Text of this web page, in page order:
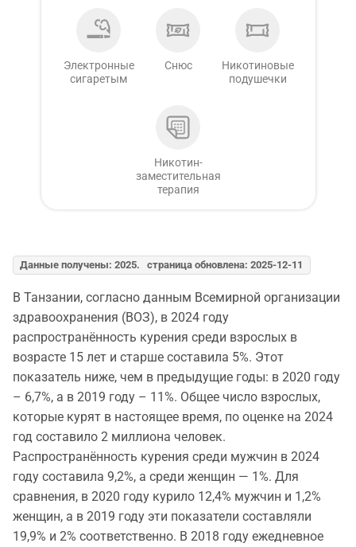
Электронные
сигаретым
Снюс
Никотиновые
подушечки
Никотин-
заместительная
терапия
Данные получены: 2025. страница обновлена: 2025-12-11
В Танзании, согласно данным Всемирной организации
здравоохранения (ВОЗ), в 2024 году
распространённость курения среди взрослых в
возрасте 15 лет и старше составила 5%. Этот
показатель ниже, чем в предыдущие годы: в 2020 году
– 6,7%, а в 2019 году – 11%. Общее число взрослых,
которые курят в настоящее время, по оценке на 2024
год составило 2 миллиона человек.
Распространённость курения среди мужчин в 2024
году составила 9,2%, а среди женщин — 1%. Для
сравнения, в 2020 году курило 12,4% мужчин и 1,2%
женщин, а в 2019 году эти показатели составляли
19,9% и 2% соответственно. В 2018 году ежедневное